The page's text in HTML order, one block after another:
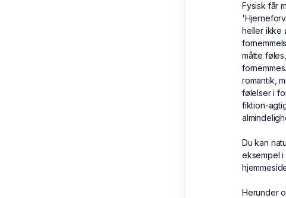
Fysisk får
heller ikke
måtte
romantik,
følelser i
fiktion-
Du kan
eksempel
Herunder